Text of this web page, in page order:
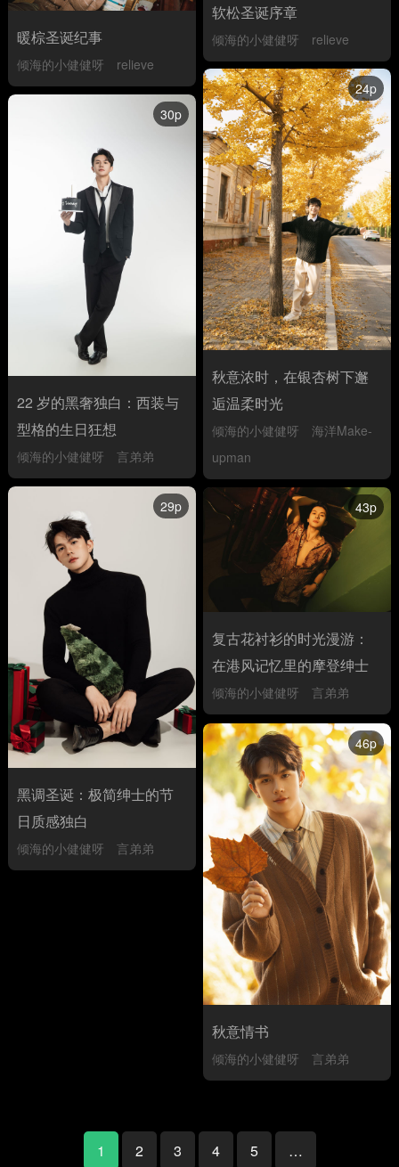
软松圣诞序章
倾海的小健健呀 relieve
暖棕圣诞纪事
倾海的小健健呀
relieve
24p
秋意浓时，在银杏树下邂
逅温柔时光
倾海的小健健呀
海洋Make-
upman
30p
22 岁的黑奢独白：西装与
型格的生日狂想
倾海的小健健呀 言弟弟
29p
黑调圣诞：极简绅士的节
日质感独白
倾海的小健健呀 言弟弟
43p
复古花衬衫的时光漫游：
在港风记忆里的摩登绅士
倾海的小健健呀 言弟弟
46p
秋意情书
倾海的小健健呀 言弟弟
1 2 3 4 5 …